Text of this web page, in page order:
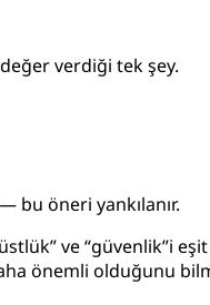
verdiği tek şey.
bu öneri yankılanır.
ve “güvenlik”i
önemli olduğunu